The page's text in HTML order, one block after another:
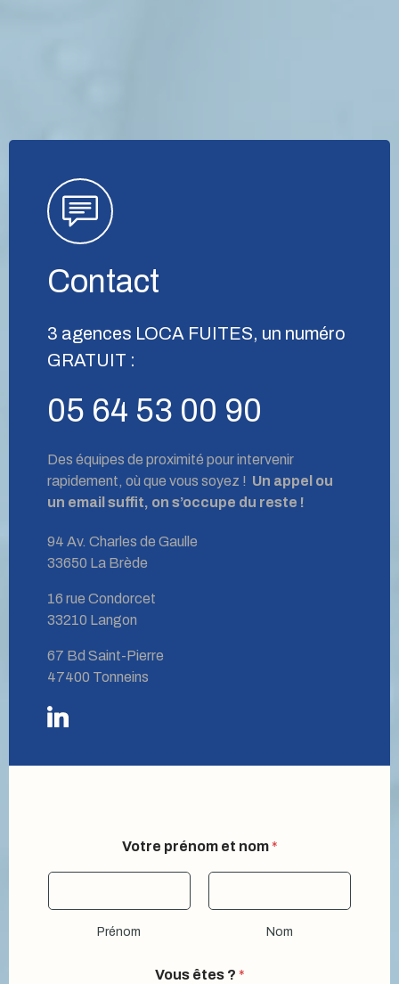
Contact
3 agences LOCA FUITES, un numéro
GRATUIT :
05 64 53 00 90
Des équipes de proximité pour intervenir
rapidement, où que vous soyez ! Un appel ou
un email suffit, on s’occupe du reste !
94 Av. Charles de Gaulle
33650 La Brède
16 rue Condorcet
33210 Langon
67 Bd Saint-Pierre
47400 Tonneins
Votre prénom et nom *
Prénom Nom
Vous êtes ? *